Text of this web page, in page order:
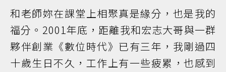
和老師妳在課堂上相聚真是緣分，也是我的
福分。2001年底，距離我和宏志大哥與一群
夥伴創業《數位時代》已有三年，我剛過四
十歲生日不久，工作上有一些疲累，也感到